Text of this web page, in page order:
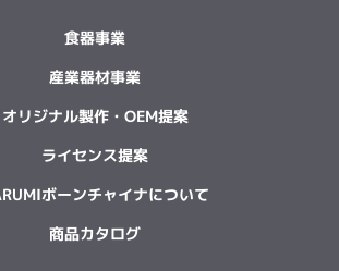
食器事業
産業器材事業
オリジナル製作・OEM提案
ライセンス提案
ボーンチャイナについて
商品カタログ